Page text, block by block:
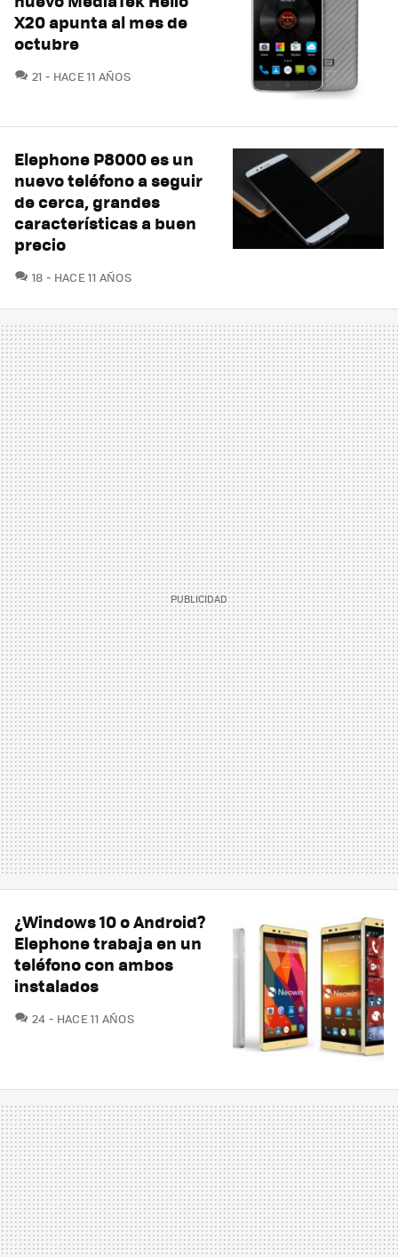
X20 apunta al mes de
octubre
21 COMENTARIOS
HACE 11 AÑOS
Elephone P8000 es un
nuevo teléfono a seguir
de cerca, grandes
características a buen
precio
18 COMENTARIOS
HACE 11 AÑOS
¿Windows 10 o Android?
Elephone trabaja en un
teléfono con ambos
instalados
24 COMENTARIOS
HACE 11 AÑOS